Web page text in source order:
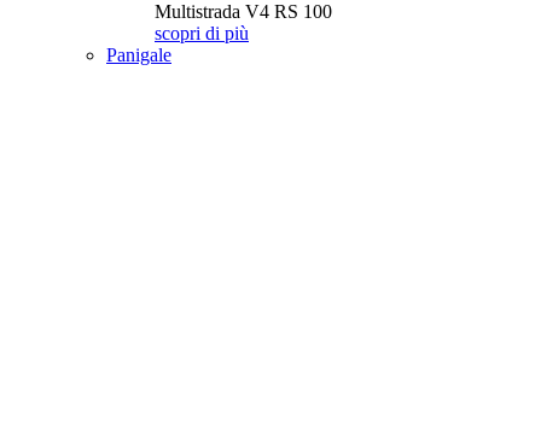
Multistrada V4 RS 100
scopri di più
Panigale